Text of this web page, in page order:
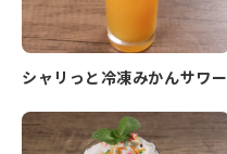
シャリっと冷凍みかんサワー